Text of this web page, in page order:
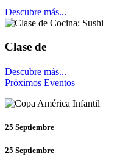
Descubre más...
Clase de
Descubre más...
Próximos Eventos
25 Septiembre
25 Septiembre